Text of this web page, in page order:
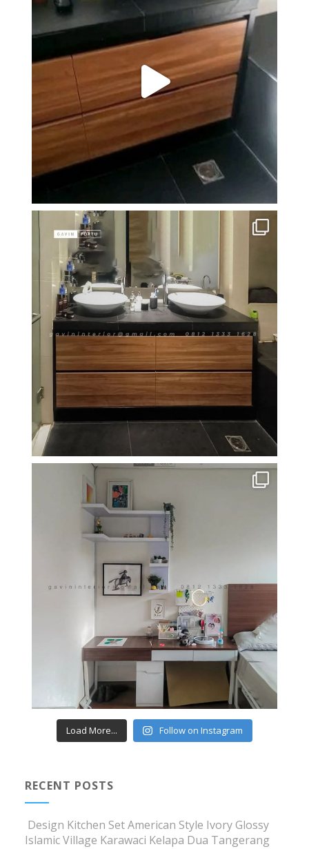
Load More... Follow on Instagram
RECENT POSTS
Design Kitchen Set American Style Ivory Glossy
Islamic Village Karawaci Kelapa Dua Tangerang